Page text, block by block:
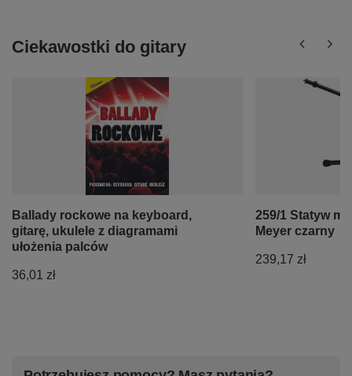
Ciekawostki do gitary
Ballady rockowe na keyboard,
gitarę, ukulele z diagramami
ułożenia palców
36,01 zł
259/1 Statyw
Meyer czarny
239,17 zł